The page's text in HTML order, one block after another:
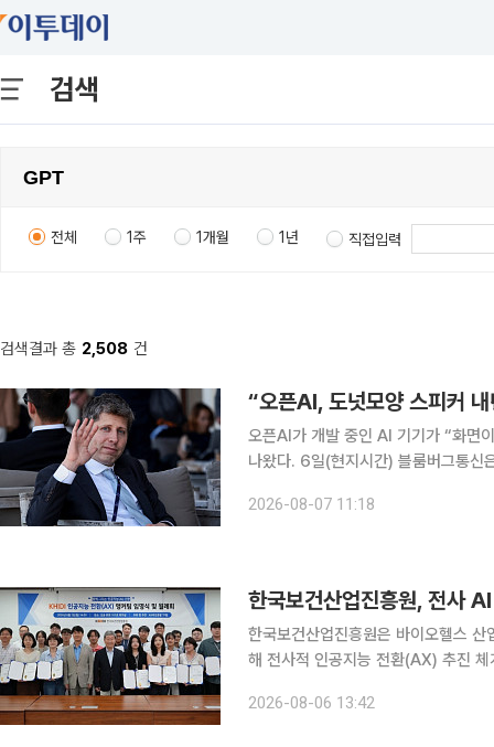
검색
전체 1주 1개월 1년 직접입력
검색결과 총 2,508 건
“오픈AI, 도넛모양 스피커
오픈AI가 개발 중인 AI 기기가 “화면
나왔다. 6일(현지시간) 블룸버그통신은 복수의 소식통을 인용해 “오픈AI에서 출시 예정인 새로운
도넛 모양으로 배터리로 구동된다. 명
2026-08-07 11:18
한국보건산업진흥원, 전사
한국보건산업진흥원은 바이오헬스
해 전사적 인공지능 전환(AX) 추진 체계를 가동한다
위해 기관 운영 및 대고객 서비스 전
2026-08-06 13:42